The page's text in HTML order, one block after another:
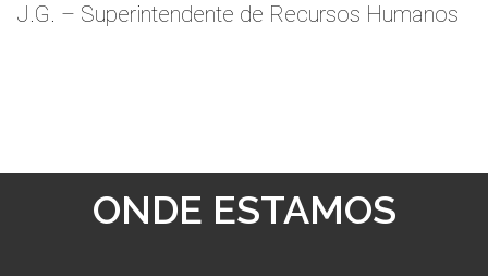
J.G. – Superintendente de Recursos Humanos
ONDE ESTAMOS